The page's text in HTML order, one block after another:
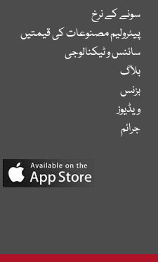
سونے کے نرخ
پیٹرولیم مصنوعات کی قیمتیں
سائنس و ٹیکنالوجی
بلاگ
بزنس
ویڈیوز
جرائم